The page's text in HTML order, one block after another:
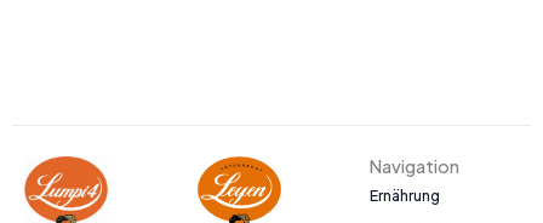
Navigation
Ernährung